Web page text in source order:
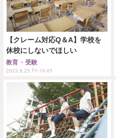
【クレーム対応Q＆A】学校を
休校にしないでほしい
教育・受験
2023.8.25 Fri 19:45